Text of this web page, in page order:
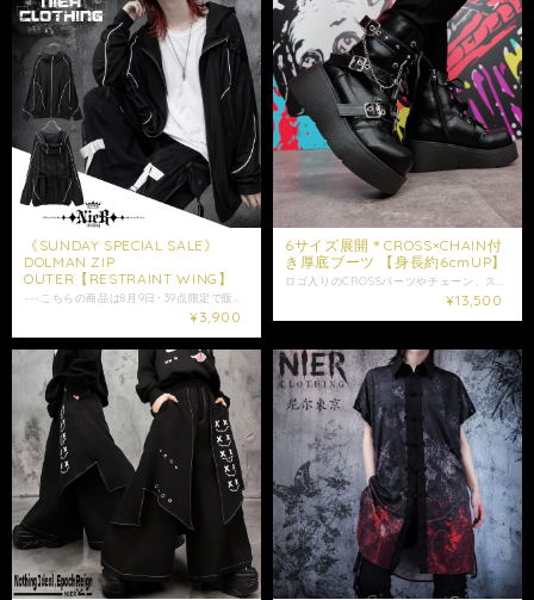
《SUNDAY SPECIAL SALE》
DOLMAN ZIP
OUTER【RESTRAINT WING】
¥3,900
6サイズ展開＊CROSS×CHAIN付
き厚底ブーツ 【身長約6cmUP】
¥13,500